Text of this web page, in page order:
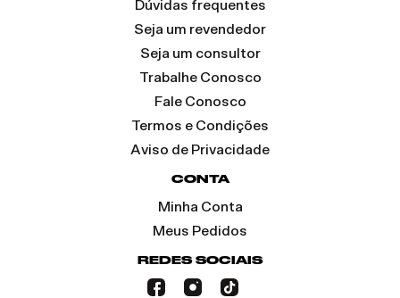
Dúvidas frequentes
Seja um revendedor
Seja um consultor
Trabalhe Conosco
Fale Conosco
Termos e Condições
Aviso de Privacidade
CONTA
Minha Conta
Meus Pedidos
REDES SOCIAIS